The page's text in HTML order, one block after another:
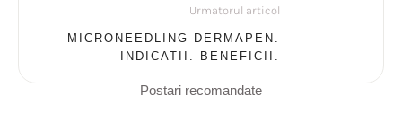
Urmatorul articol
MICRONEEDLING DERMAPEN.
INDICATII. BENEFICII.
Postari recomandate